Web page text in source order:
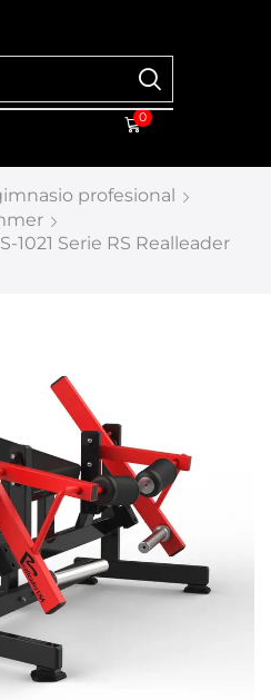
0
profesional
1021 Serie RS Realleader